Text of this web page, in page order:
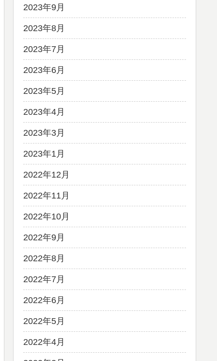
2023年9月
2023年8月
2023年7月
2023年6月
2023年5月
2023年4月
2023年3月
2023年1月
2022年12月
2022年11月
2022年10月
2022年9月
2022年8月
2022年7月
2022年6月
2022年5月
2022年4月